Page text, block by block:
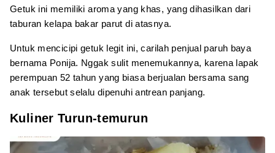
Getuk ini memiliki aroma yang khas, yang dihasilkan dari
taburan kelapa bakar parut di atasnya.
Untuk mencicipi getuk legit ini, carilah penjual paruh baya
bernama Ponija. Nggak sulit menemukannya, karena lapak
perempuan 52 tahun yang biasa berjualan bersama sang
anak tersebut selalu dipenuhi antrean panjang.
Kuliner Turun-temurun